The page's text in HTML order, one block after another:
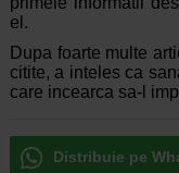
el.
Dupa foarte multe
citite, a inteles ca
care incearca sa-l
Distribuie pe